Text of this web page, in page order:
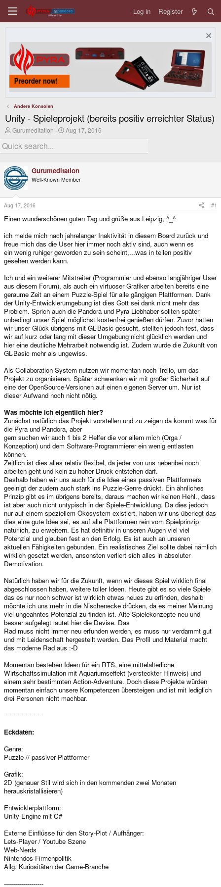
Log in Register
Andere Konsolen
Unity - Spieleprojekt (bereits positiv erreichter Status)
T
r
e
d
s
t
a
r
t
e
r
Gurumeditation
S
r
a
t
Aug 17, 2016
Gurumeditation
Well-Known Member
Aug 17, 2016 #1
Einen wunderschönen guten Tag und grüße aus Leipzig, ^_^
ich melde mich nach jahrelanger Inaktivität in diesem Board zurück und
freue mich das die User hier immer noch aktiv sind, auch wenn es
ein wenig ruhiger geworden zu sein scheint,...was in teilen positiv
gesehen werden kann.
Ich und ein weiterer Mitstreiter (Programmier und ebenso langjähriger User
aus diesem Forum), als auch ein virtuoser Grafiker arbeiten bereits eine
geraume Zeit an einem Puzzle-Spiel für alle gängigen Plattformen. Dank
der Unity-Entwicklerumgebung ist dies Gott sei dank nicht mehr das
Problem. Sprich auch die Pandora und Pyra Liebhaber sollten später
unbedingt unser Spiel möglichst kostenfrei genießen dürfen. Zuvor hatten
wir unser Glück übrigens mit GL-Basic gesucht, stellten jedoch fest, dass
wir auf kurz oder lang mit dieser Umgebung nicht glücklich werden und
hier eine deutliche Mehrarbeit notwendig ist. Zudem wurde die Zukunft von
GL-Basic mehr als ungewiss.
Als Collaboration-System nutzen wir momentan noch Trello, um das
Projekt zu organisieren. Später schwenken wir mit großer Sicherheit auf
eine der OpenSource-Versionen auf einen eigenen Server um. Nur ist
dieser Aufwand noch nicht nötig.
Was möchte ich eigentlich hier?
Zunächst natürlich das Projekt vorstellen und zu zeigen da kommt was für
die Pyra und Pandora, aber
gern suchen wir auch 1 bis 2 Helfer die vor allem mich (Orga /
Konzeption) und dem Software-Programmierer ein wenig entlasten
können.
Zeitlich ist dies alles relativ flexibel, da jeder von uns nebenbei noch
arbeiten geht und kein zu hoher Druck entstehen darf.
Deshalb haben wir uns auch für die Idee eines passiven Plattformers
geeinigt der zudem auch stark ins Puzzle-Genre drückt. Ein ähnliches
Prinzip gibt es im übrigens bereits, daraus machen wir keinen Hehl., dass
ist aber auch nicht untypisch in der Spiele-Entwicklung. Da dies jedoch
nur auf einem speziellem Ökosystem existiert, haben wir uns überlegt das
dies eine gute Idee sei, es auf alle Plattformen rein vom Spielprinzip
natürlich, zu erweitern. Es hat definitiv in unseren Augen viel viel
Potenzial und glauben fest an den Erfolg. Es ist auch an unseren
aktuellen Fähigkeiten gebunden. Ein realistisches Ziel sollte dabei nämlich
wirklich gesetzt werden, ansonsten verliert sich alles in absoluter
Demotivation.
Natürlich haben wir für die Zukunft, wenn wir dieses Spiel wirklich final
abgeschlossen haben, weitere toller Ideen. Heute gibt es so viele Spiele
das es nur noch schwer ist wirklich etwas neues zu erfinden, deshalb
möchte ich uns mehr in die Nischenecke drücken, da es meiner Meinung
viel ungeahntes Potenzial zu finden ist. Alte Spielekonzepte neu und
besser aufgelegt lautet hier die Devise. Das
Rad muss nicht immer neu erfunden werden, es muss nur verdammt gut
und mit Leidenschaft hergestellt werden. Das Profil und Material macht
das moderne Rad aus :-D
Momentan bestehen Ideen für ein RTS, eine mittelalterliche
Wirtschaftssimulation mit Aquariumseffekt (versteckter Hinweis) und
einem sehr bestimmten Action-Adventure. Doch diese Projekte würden
momentan einfach unsere Kompetenzen übersteigen und ist mit lediglich
drei Personen nicht machbar.
--------------------
Eckdaten:
Genre:
Puzzle // passiver Plattformer
Grafik:
2D (genauer Stil wird sich in den kommenden zwei Monaten
herauskristallisieren)
Entwicklerplattform:
Unity-Engine mit C#
Externe Einflüsse für den Story-Plot / Aufhänger:
Lets-Player / Youtube Szene
Web-Nerds
Nintendos-Firmenpolitik
Allg. Kuriositäten der Game-Branche
--------------------